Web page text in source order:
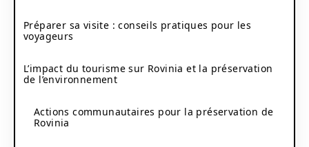
Préparer sa visite : conseils pratiques pour les
voyageurs
L’impact du tourisme sur Rovinia et la préservation
de l’environnement
Actions communautaires pour la préservation de
Rovinia